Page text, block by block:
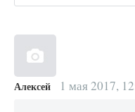
Алексей 1 мая 2017,